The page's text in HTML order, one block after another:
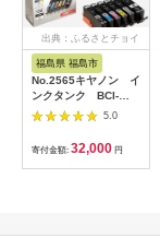
出典：ふるさとチョイ
福島県 福島市
No.2565キヤノン イ
ンクタンク BCI-
351XL＋350XL/6MP
5.0
寄付金額: 32,000 円